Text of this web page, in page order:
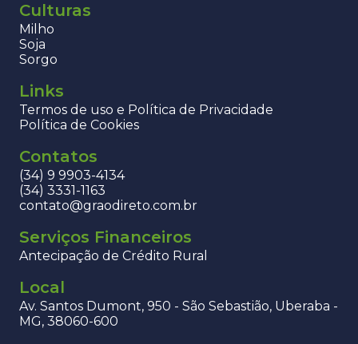
Culturas
Milho
Soja
Sorgo
Links
Termos de uso e Política de Privacidade
Política de Cookies
Contatos
(34) 9 9903-4134
(34) 3331-1163
contato@graodireto.com.br
Serviços Financeiros
Antecipação de Crédito Rural
Local
Av. Santos Dumont, 950 - São Sebastião, Uberaba -
MG, 38060-600